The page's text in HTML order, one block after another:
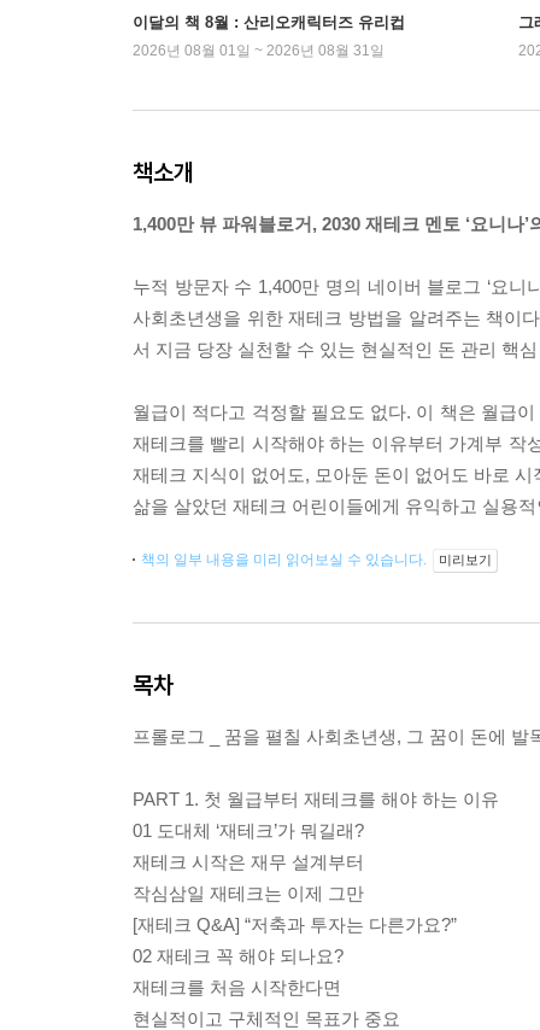
이달의 책 8월 : 산리오캐릭터즈 유리컵
2026년 08월 01일 ~ 2026년 08월 31일
그
책소개
1,400만 뷰 파워블로거, 2030 재테크 멘토 ‘요니나
누적 방문자 수 1,400만 명의 네이버 블로그 ‘요니
사회초년생을 위한 재테크 방법을 알려주는 책이
서 지금 당장 실천할 수 있는 현실적인 돈 관리 핵
월급이 적다고 걱정할 필요도 없다. 이 책은 월급
재테크를 빨리 시작해야 하는 이유부터 가계부 작
재테크 지식이 없어도, 모아둔 돈이 없어도 바로
삶을 살았던 재테크 어린이들에게 유익하고 실용
책의 일부 내용을 미리 읽어보실 수 있습니다. 미리보기
목차
프롤로그 _ 꿈을 펼칠 사회초년생, 그 꿈이 돈에 발
PART 1. 첫 월급부터 재테크를 해야 하는 이유
01 도대체 ‘재테크’가 뭐길래?
재테크 시작은 재무 설계부터
작심삼일 재테크는 이제 그만
[재테크 Q&A] “저축과 투자는 다른가요?”
02 재테크 꼭 해야 되나요?
재테크를 처음 시작한다면
현실적이고 구체적인 목표가 중요